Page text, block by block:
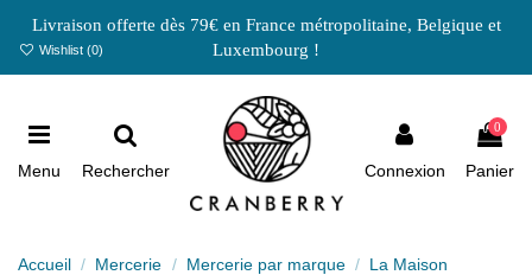
Livraison offerte dès 79€ en France métropolitaine, Belgique et
Luxembourg !
Wishlist (0)
Menu Rechercher Connexion
0
Panier
Accueil Mercerie Mercerie par marque
La Maison